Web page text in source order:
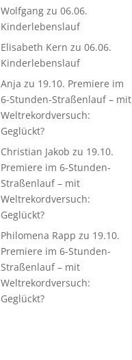
Wolfgang zu06.06.
Kinderlebenslauf
Elisabeth Kern zu06.06.
Kinderlebenslauf
Anja zu 19.10. Premiere im
6-Stunden-Straßenlauf – mit
Weltrekordversuch:
Geglückt?
Christian Jakob zu 19.10.
Premiere im 6-Stunden-
Straßenlauf – mit
Weltrekordversuch:
Geglückt?
Philomena Rapp zu 19.10.
Premiere im 6-Stunden-
Straßenlauf – mit
Weltrekordversuch:
Geglückt?